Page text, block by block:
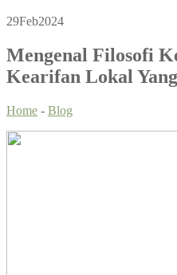
29Feb2024
Mengenal Filosofi
Kearifan Lokal
Home - Blog